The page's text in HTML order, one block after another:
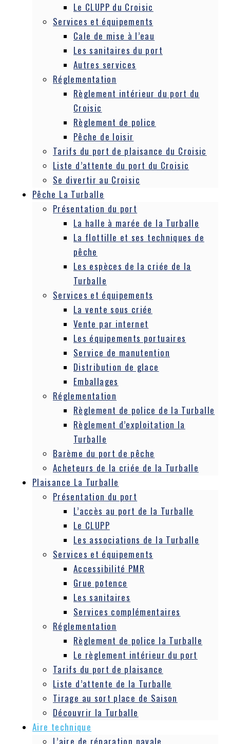
Le CLUPP du Croisic
Services et équipements
Cale de mise à l’eau
Les sanitaires du port
Autres services
Réglementation
Règlement intérieur du port du
Croisic
Règlement de police
Pêche de loisir
Tarifs du port de plaisance du Croisic
Liste d’attente du port du Croisic
Se divertir au Croisic
Pêche La Turballe
Présentation du port
La halle à marée de la Turballe
La flottille et ses techniques de
pêche
Les espèces de la criée de la
Turballe
Services et équipements
La vente sous criée
Vente par internet
Les équipements portuaires
Service de manutention
Distribution de glace
Emballages
Réglementation
Règlement de police de la Turballe
Règlement d’exploitation la
Turballe
Barème du port de pêche
Acheteurs de la criée de la Turballe
Plaisance La Turballe
Présentation du port
L’accès au port de la Turballe
Le CLUPP
Les associations de la Turballe
Services et équipements
Accessibilité PMR
Grue potence
Les sanitaires
Services complémentaires
Réglementation
Règlement de police la Turballe
Le règlement intérieur du port
Tarifs du port de plaisance
Liste d’attente de la Turballe
Tirage au sort place de Saison
Découvrir la Turballe
Aire technique
L’aire de réparation navale